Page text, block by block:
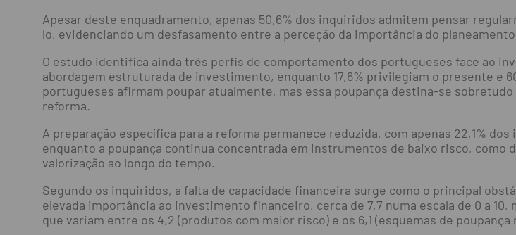
Apesar deste enquadramento, apenas 50,6% dos inquiridos admitem pensar
lo, evidenciando um desfasamento entre a perceção da importância do
O estudo identifica ainda três perfis de comportamento dos portugueses face ao
abordagem estruturada de investimento, enquanto 17,6% privilegiam o presente e
portugueses afirmam poupar atualmente, mas essa poupança destina-se
reforma.
A preparação específica para a reforma permanece reduzida, com apenas 22,1%
enquanto a poupança continua concentrada em instrumentos de baixo risco,
valorização ao longo do tempo.
Segundo os inquiridos, a falta de capacidade financeira surge como o principal
elevada importância ao investimento financeiro, cerca de 7,7 numa escala de 0 a
que variam entre os 4,2 (produtos com maior risco) e os 6,1 (esquemas de poupança